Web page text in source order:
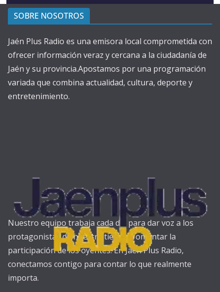
SOBRE NOSOTROS
Jaén Plus Radio es una emisora local comprometida con
ofrecer información veraz y cercana a la ciudadanía de
Jaén y su provincia.Apostamos por una programación
variada que combina actualidad, cultura, deporte y
entretenimiento.
Nuestro equipo trabaja cada día para dar voz a los
protagonistas de nuestra tierra y fomentar la
participación de los oyentes. En Jaén Plus Radio,
conectamos contigo para contar lo que realmente
importa.